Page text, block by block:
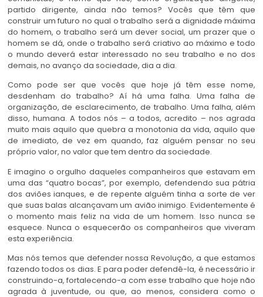
partido dirigente, ainda não temos? Vocês que têm que
construir um futuro no qual o trabalho será a dignidade máxima
do homem, o trabalho será um dever social, um prazer que o
homem se dá, onde o trabalho será criativo ao máximo e todo
o mundo deverá estar interessado no seu trabalho e no dos
demais, no avanço da sociedade, dia a dia.
Como pode ser que vocês que hoje já têm esse nome,
desdenham do trabalho? Aí há uma falha. Uma falha de
organização, de esclarecimento, de trabalho. Uma falha, além
disso, humana. A todos nós – a todos, acredito – nos agrada
muito mais aquilo que quebra a monotonia da vida, aquilo que
de imediato, de vez em quando, faz alguém pensar no seu
próprio valor, no valor que tem dentro da sociedade.
E imagino o orgulho daqueles companheiros que estavam em
uma das “quatro bocas”, por exemplo, defendendo sua pátria
dos aviões ianques, e de repente alguém tinha a sorte de ver
que suas balas alcançavam um avião inimigo. Evidentemente é
o momento mais feliz na vida de um homem. Isso nunca se
esquece. Nunca o esquecerão os companheiros que viveram
esta experiência.
Mas nós temos que defender nossa Revolução, a que estamos
fazendo todos os dias. E para poder defendê-la, é necessário ir
construindo-a, fortalecendo-a com esse trabalho que hoje não
agrada à juventude, ou que, ao menos, considera como o